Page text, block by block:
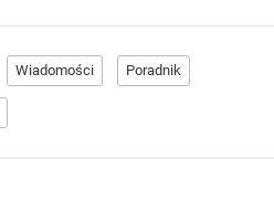
Wiadomości Poradnik